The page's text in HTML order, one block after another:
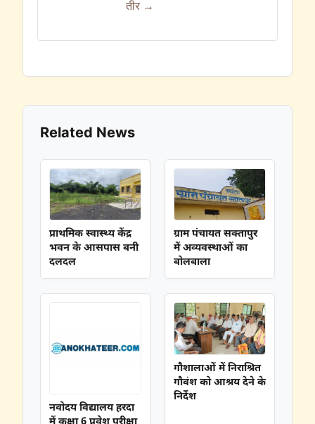
तीर →
Related News
प्राथमिक स्वास्थ्य केंद्र
भवन के आसपास बनी
दलदल
ग्राम पंचायत सक्तापुर
में अव्यवस्थाओं का
बोलबाला
नवोदय विद्यालय हरदा
गौशालाओं में निराश्रित
गौवंश को आश्रय देने के
निर्देश